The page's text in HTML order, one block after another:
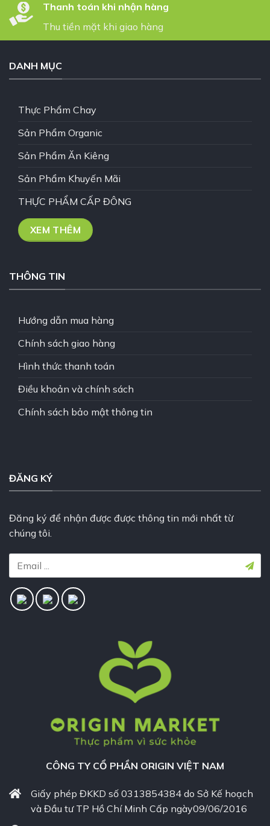
Thanh toán khi nhận hàng
Thu tiền mặt khi giao hàng
DANH MỤC
Thực Phẩm Chay
Sản Phẩm Organic
Sản Phẩm Ăn Kiêng
Sản Phẩm Khuyến Mãi
THỰC PHẨM CẤP ĐÔNG
XEM THÊM
THÔNG TIN
Hướng dẫn mua hàng
Chính sách giao hàng
Hình thức thanh toán
Điều khoản và chính sách
Chính sách bảo mật thông tin
ĐĂNG KÝ
Đăng ký để nhận được được thông tin mới nhất từ
chúng tôi.
CÔNG TY CỔ PHẦN ORIGIN VIỆT NAM
Giấy phép ĐKKD số 0313854384 do Sở Kế hoạch
và Đầu tư TP Hồ Chí Minh Cấp ngày09/06/2016